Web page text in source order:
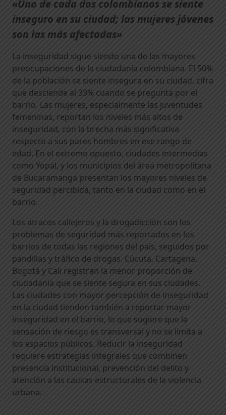
«Uno de cada dos colombianos se siente
inseguro en su ciudad; las mujeres jóvenes
son las más afectadas»
La inseguridad sigue siendo una de las mayores
preocupaciones de la ciudadanía colombiana. El 50%
de la población se siente insegura en su ciudad, cifra
que desciende al 33% cuando se pregunta por el
barrio. Las mujeres, especialmente las juventudes
femeninas, reportan los niveles más altos de
inseguridad, con la brecha más significativa
respecto a sus pares hombres en ese rango de
edad. En el extremo opuesto, ciudades intermedias
como Yopal, y los municipios del área metropolitana
de Bucaramanga presentan los mayores niveles de
seguridad percibida, tanto en la ciudad como en el
barrio.
Los atracos callejeros y la drogadicción son los
problemas de seguridad más reportados en los
barrios de todas las regiones del país, seguidos por
pandillas y tráfico de drogas. Cúcuta, Cartagena,
Bogotá y Cali registran la menor proporción de
ciudadanía que se siente segura en sus ciudades.
Las ciudades con mayor percepción de inseguridad
en la ciudad tienden también a reportar mayor
inseguridad en el barrio, lo que sugiere que la
sensación de riesgo es transversal y no se limita a
los espacios públicos. Reducir la inseguridad
requiere estrategias integrales que combinen
presencia institucional, prevención del delito y
atención a las causas estructurales de la violencia
urbana.